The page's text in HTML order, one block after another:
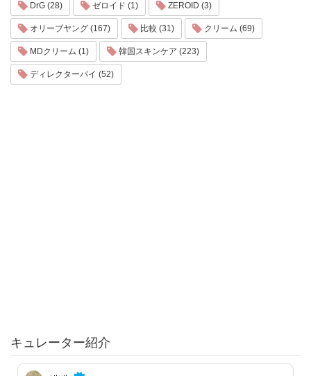
DrG (28) ゼロイド (1) ZEROID (3)
オリーブヤング (167) 比較 (31) クリーム (69)
MDクリーム (1) 韓国スキンケア (223)
ディレクターパイ (52)
キュレーター紹介